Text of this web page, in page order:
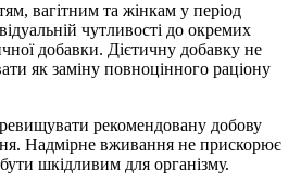
вагітним та жінкам у період
чутливості до окремих
добавки. Дієтичну добавку не
як заміну повноцінного раціону
рекомендовану добову
Надмірне вживання не прискорює
шкідливим для організму.